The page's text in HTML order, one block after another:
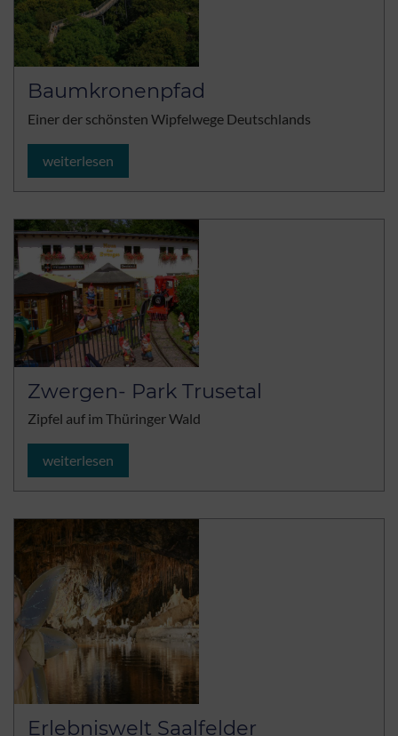
Baumkronenpfad
Einer der schönsten Wipfelwege Deutschlands
weiterlesen
Zwergen- Park Trusetal
Zipfel auf im Thüringer Wald
weiterlesen
Erlebniswelt Saalfelder